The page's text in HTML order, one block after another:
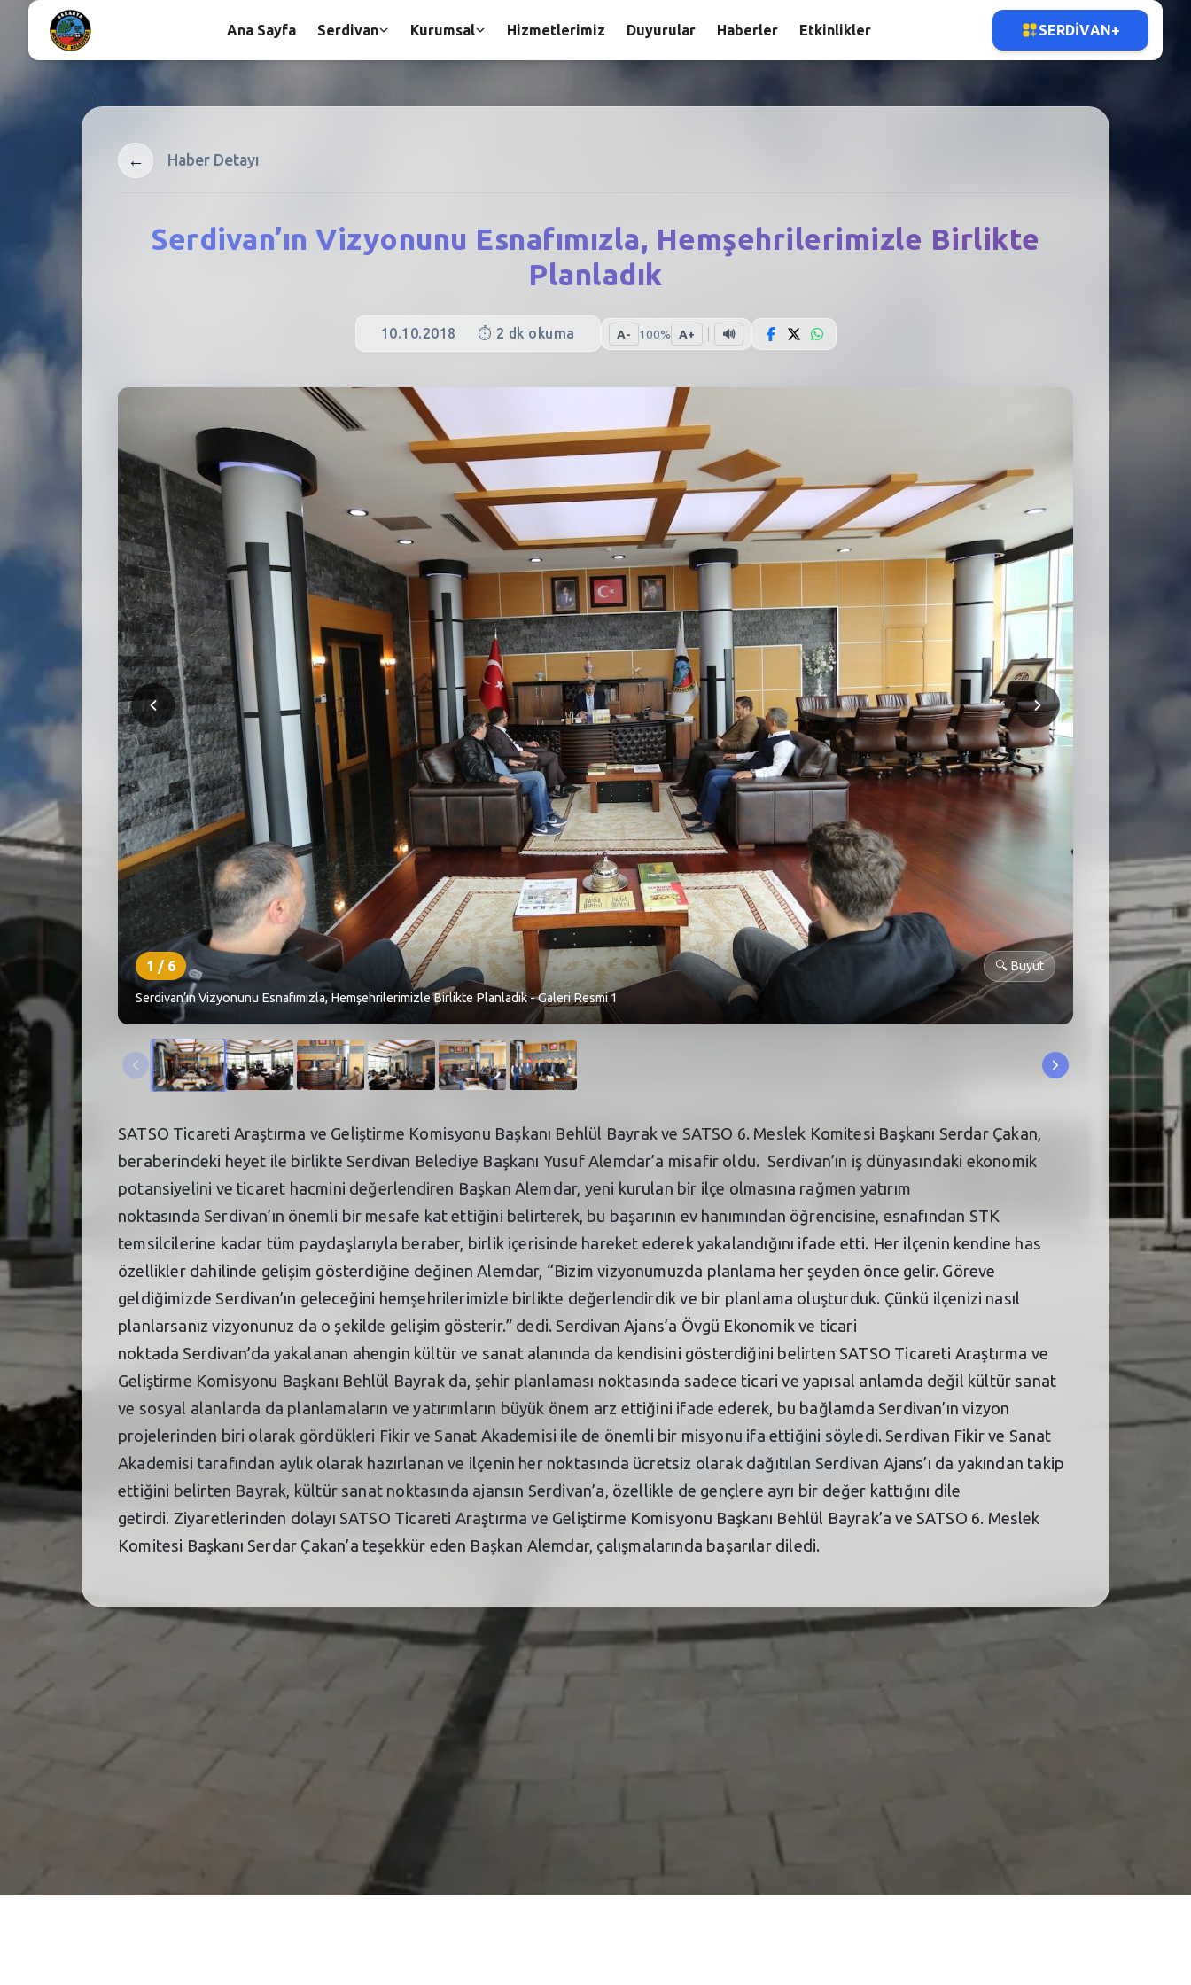
← Haber Detayı
Serdivan’ın Vizyonunu Esnafımızla, Hemşehrilerimizle Birlikte
Planladık
10.10.2018 ⏱️ 2 dk okuma A- 100% A+ 🔊
1 / 6 🔍 Büyüt
Serdivan’ın Vizyonunu Esnafımızla, Hemşehrilerimizle Birlikte Planladık - Galeri Resmi 1
SATSO Ticareti Araştırma ve Geliştirme Komisyonu Başkanı Behlül Bayrak ve SATSO 6. Meslek Komitesi Başkanı Serdar Çakan,
beraberindeki heyet ile birlikte Serdivan Belediye Başkanı Yusuf Alemdar’a misafir oldu. Serdivan’ın iş dünyasındaki ekonomik
potansiyelini ve ticaret hacmini değerlendiren Başkan Alemdar, yeni kurulan bir ilçe olmasına rağmen yatırım
noktasında Serdivan’ın önemli bir mesafe kat ettiğini belirterek, bu başarının ev hanımından öğrencisine, esnafından STK
temsilcilerine kadar tüm paydaşlarıyla beraber, birlik içerisinde hareket ederek yakalandığını ifade etti. Her ilçenin kendine has
özellikler dahilinde gelişim gösterdiğine değinen Alemdar, “Bizim vizyonumuzda planlama her şeyden önce gelir. Göreve
geldiğimizde Serdivan’ın geleceğini hemşehrilerimizle birlikte değerlendirdik ve bir planlama oluşturduk. Çünkü ilçenizi nasıl
planlarsanız vizyonunuz da o şekilde gelişim gösterir.” dedi. Serdivan Ajans’a Övgü Ekonomik ve ticari
noktada Serdivan’da yakalanan ahengin kültür ve sanat alanında da kendisini gösterdiğini belirten SATSO Ticareti Araştırma ve
Geliştirme Komisyonu Başkanı Behlül Bayrak da, şehir planlaması noktasında sadece ticari ve yapısal anlamda değil kültür sanat
ve sosyal alanlarda da planlamaların ve yatırımların büyük önem arz ettiğini ifade ederek, bu bağlamda Serdivan’ın vizyon
projelerinden biri olarak gördükleri Fikir ve Sanat Akademisi ile de önemli bir misyonu ifa ettiğini söyledi. Serdivan Fikir ve Sanat
Akademisi tarafından aylık olarak hazırlanan ve ilçenin her noktasında ücretsiz olarak dağıtılan Serdivan Ajans’ı da yakından takip
ettiğini belirten Bayrak, kültür sanat noktasında ajansın Serdivan’a, özellikle de gençlere ayrı bir değer kattığını dile
getirdi. Ziyaretlerinden dolayı SATSO Ticareti Araştırma ve Geliştirme Komisyonu Başkanı Behlül Bayrak’a ve SATSO 6. Meslek
Komitesi Başkanı Serdar Çakan’a teşekkür eden Başkan Alemdar, çalışmalarında başarılar diledi.
Ana Sayfa Serdivan Kurumsal Hizmetlerimiz Duyurular Haberler Etkinlikler SERDIVAN+